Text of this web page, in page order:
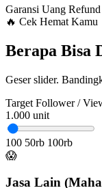
Garansi Uang
🔥 Cek Hemat Kamu
Berapa Bisa
Geser slider.
Target Follower /
1.000 unit
100 50rb 100rb
😱
Jasa Lain